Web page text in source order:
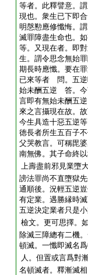
等者。此釋譬意。
現也。衆生已下即
明慇懃應修懺悔。
滅罪障盡生命也。
等。又現在者。即
生。謂令思念無始
期長時應懺。要在
已來等者 問。五逆
始未酬五逆 答。今
言即有無始未酬五
來之言攝現在故。
今生具造十惡五逆
徳長者所生五百子
父哭教言。可稱毘
南無佛。其子命終
上壽盡前邪見業墮
謗法罪尚不直墮獄
通順後。況輕五逆
有定業。遇勝縁時
五逆決定業者只是
檢文。更可思擇。
除滅三障總有二機
頓滅。一懺即滅名
人。但置或言爲對
名頓滅者。釋漸滅